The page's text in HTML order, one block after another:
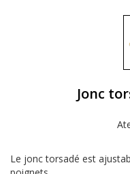
Jonc
Le jonc torsadé est